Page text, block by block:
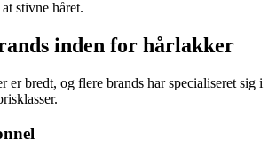
stivne håret.
inden for hårlakker
er bredt, og flere brands har specialiseret sig i